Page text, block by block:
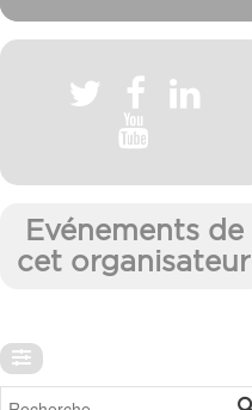
Evénements de
cet organisateur